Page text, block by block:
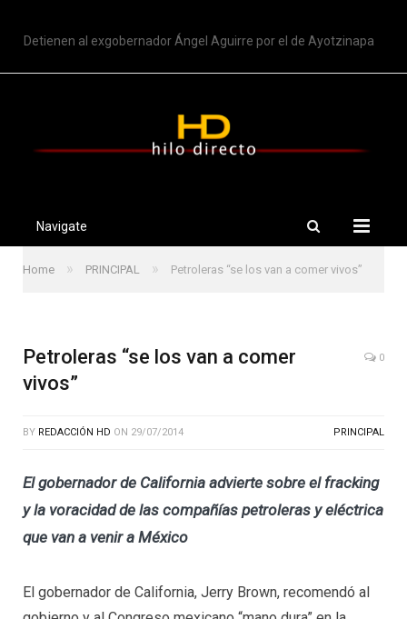
Detienen al exgobernador Ángel Aguirre por el de Ayotzinapa
Navigate
Home » PRINCIPAL » Petroleras “se los van a comer vivos”
Petroleras “se los van a comer
vivos”
0
BY REDACCIÓN HD ON 29/07/2014 PRINCIPAL
El gobernador de California advierte sobre el fracking
y la voracidad de las compañías petroleras y eléctrica
que van a venir a México
El gobernador de California, Jerry Brown, recomendó al